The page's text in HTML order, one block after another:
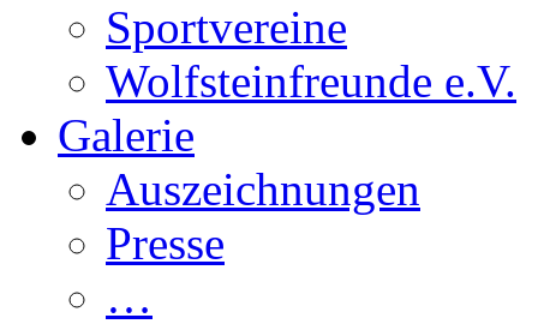
Sportvereine
Wolfsteinfreunde e.V.
Galerie
Auszeichnungen
Presse
…